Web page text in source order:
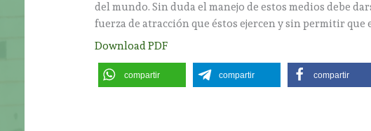
del mundo. Sin duda el manejo de estos medios debe
fuerza de atracción que éstos ejercen y sin permitir que
Download PDF
compartir compartir compartir